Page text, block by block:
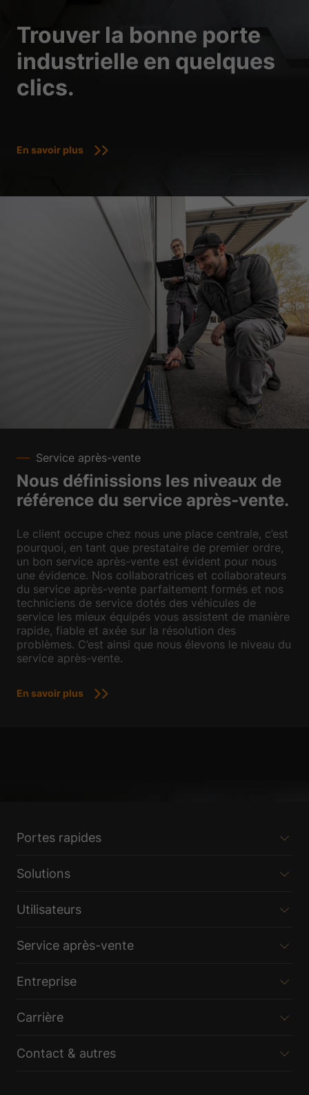
Trouver la bonne porte
industrielle en quelques
clics.
En savoir plus
Service après-vente
Nous définissions les niveaux de
référence du service après-vente.
Le client occupe chez nous une place centrale, c’est
pourquoi, en tant que prestataire de premier ordre,
un bon service après-vente est évident pour nous
une évidence. Nos collaboratrices et collaborateurs
du service après-vente parfaitement formés et nos
techniciens de service dotés des véhicules de
service les mieux équipés vous assistent de manière
rapide, fiable et axée sur la résolution des
problèmes. C’est ainsi que nous élevons le niveau du
service après-vente.
En savoir plus
Portes rapides
Solutions
Utilisateurs
Service après-vente
Entreprise
Carrière
Contact & autres